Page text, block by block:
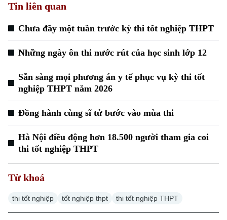
Xu hướng
Tin liên quan
Chưa đầy một tuần trước kỳ thi tốt nghiệp THPT
Những ngày ôn thi nước rút của học sinh lớp 12
Sẵn sàng mọi phương án y tế phục vụ kỳ thi tốt
nghiệp THPT năm 2026
Đồng hành cùng sĩ tử bước vào mùa thi
Hà Nội điều động hơn 18.500 người tham gia coi
thi tốt nghiệp THPT
Từ khoá
thi tốt nghiệp tốt nghiệp thpt thi tốt nghiệp THPT